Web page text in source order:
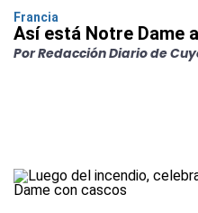
Francia
Así está Notre Dame
Por Redacción Diario de